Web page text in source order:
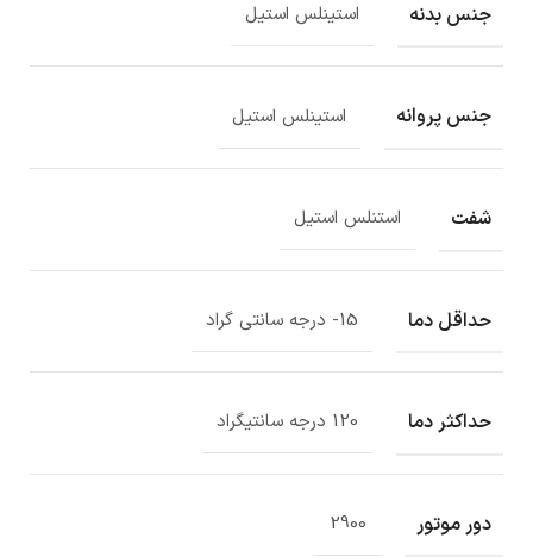
جنس بدنه استینلس استیل
جنس پروانه استینلس استیل
شفت استنلس استیل
حداقل دما 15- درجه سانتی گراد
حداکثر دما 120 درجه سانتیگراد
دور موتور 2900